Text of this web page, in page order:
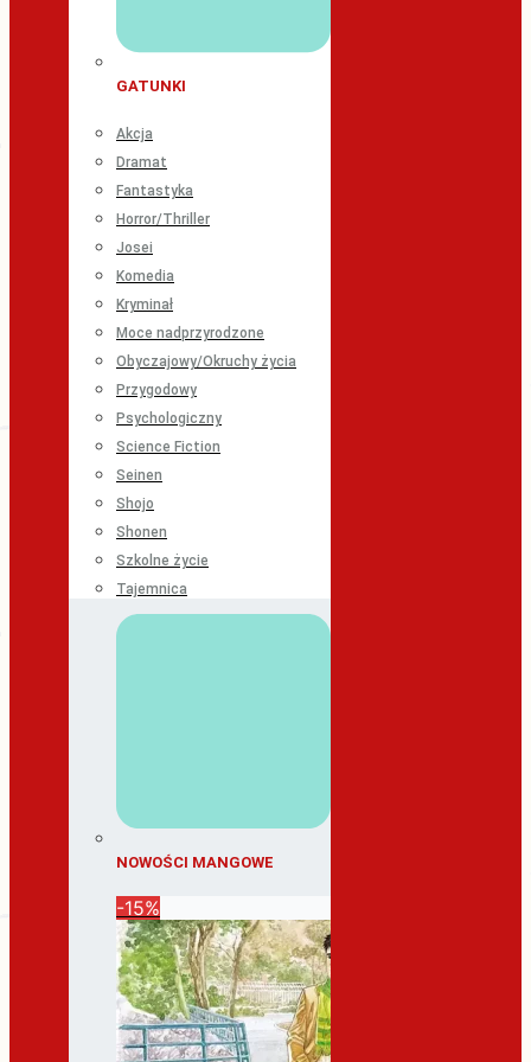
GATUNKI
Akcja
Dramat
Fantastyka
Horror/Thriller
Josei
Komedia
Kryminał
Moce nadprzyrodzone
Obyczajowy/Okruchy życia
Przygodowy
Psychologiczny
Science Fiction
Seinen
Shojo
Shonen
Szkolne życie
Tajemnica
NOWOŚCI MANGOWE
-15%